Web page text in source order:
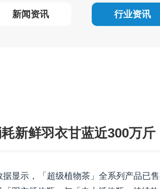
新闻资讯 行业资讯
新鲜羽衣甘蓝近300万斤
显示，「超级植物茶」全系列产品已